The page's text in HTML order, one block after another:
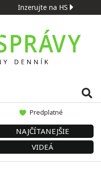
Inzerujte na HS
Predplatné
NAJČÍTANEJŠIE
VIDEÁ